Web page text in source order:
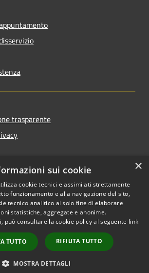
trasparente
accessibilità
Copyright © 2026 • Comune di
Cassano d'Adda • Powered by
Municipium•
Accesso
redazione
×
sui cookie
cookie tecnici e assimilati strettamente
funzionamento e alla navigazione del sito,
tecnico analitico al solo fine di elaborare
statistiche, aggregate e anonime.
può consultare la cookie policy al seguente link
TUTTO RIFIUTA TUTTO
MOSTRA DETTAGLI